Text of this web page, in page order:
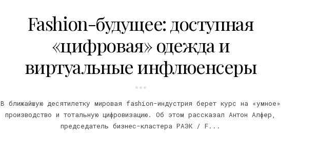
Fashion-будущее: доступная
«цифровая» одежда и
виртуальные инфлюенсеры
В ближайшую десятилетку мировая fashion-индустрия берет курс на «умное»
производство и тотальную цифровизацию. Об этом рассказал Антон Алфер,
председатель бизнес-кластера РАЭК / F...